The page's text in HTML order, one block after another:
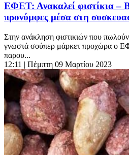
ΕΦΕΤ: Ανακαλεί φιστίκια –
προνύμφες μέσα στη
Στην ανάκληση φιστικιών που
γνωστά σούπερ μάρκετ προχώρα ο
παρου...
12:11 | Πέμπτη 09 Μαρτίου 2023